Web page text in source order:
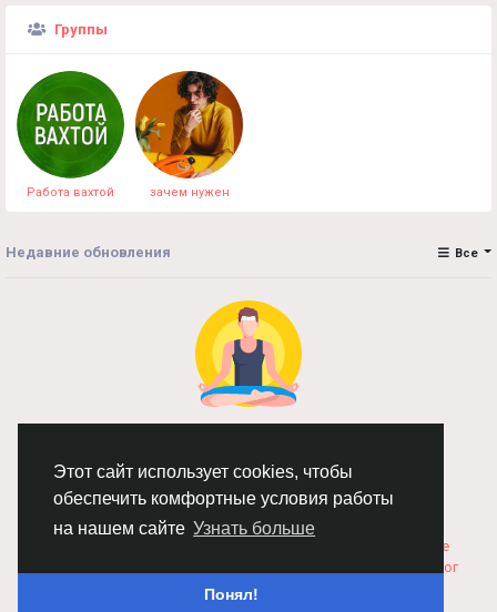
Этот сайт использует cookies, чтобы
обеспечить комфортные условия работы
на нашем сайте Узнать больше
Понял!
Группы
Работа вахтой зачем нужен
Недавние обновления Все
© 2026 Chimba!
Русский
Правила размещения и покупки товаров
Соглашение
Каталог